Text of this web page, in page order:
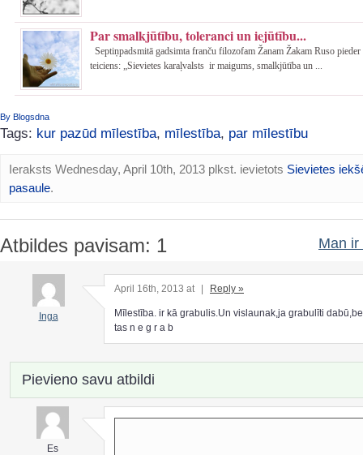
Par smalkjūtību, toleranci un iejūtību...
Septiņpadsmitā gadsimta franču filozofam Žanam Žakam Ruso pieder
teiciens: „Sievietes karaļvalsts ir maigums, smalkjūtība un ...
By Blogsdna
Tags: kur pazūd mīlestība, mīlestība, par mīlestību
Ieraksts Wednesday, April 10th, 2013 plkst. ievietots Sievietes
pasaule.
Atbildes pavisam: 1 Man ir
Inga
April 16th, 2013 at Reply »
Mīlestība. ir kā grabulis.Un vislaunak,ja grabulīti
tas n e g r a b
Pievieno savu atbildi
Es